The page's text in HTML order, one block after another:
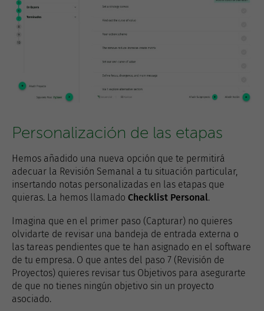
Personalización de las etapas
Hemos añadido una nueva opción que te permitirá
adecuar la Revisión Semanal a tu situación particular,
insertando notas personalizadas en las etapas que
quieras. La hemos llamado Checklist Personal.
Imagina que en el primer paso (Capturar) no quieres
olvidarte de revisar una bandeja de entrada externa o
las tareas pendientes que te han asignado en el software
de tu empresa. O que antes del paso 7 (Revisión de
Proyectos) quieres revisar tus Objetivos para asegurarte
de que no tienes ningún objetivo sin un proyecto
asociado.